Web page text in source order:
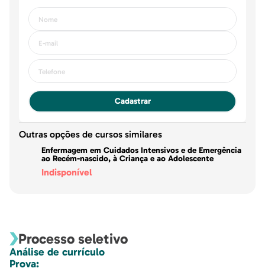
Cadastrar
Outras opções de cursos similares
Enfermagem em Cuidados Intensivos e de Emergência
ao Recém-nascido, à Criança e ao Adolescente
Indisponível
Processo seletivo
Análise de currículo
Prova: